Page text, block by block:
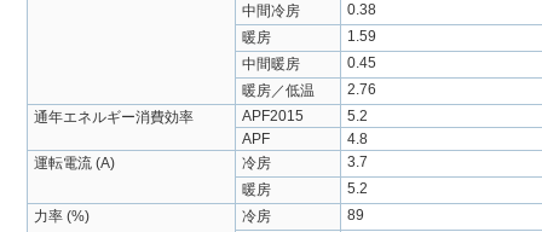
中間冷房
0.38
暖房
1.59
中間暖房
0.45
暖房／低温
2.76
通年エネルギー消費効率
APF2015
5.2
APF
4.8
運転電流 (A)
冷房
3.7
暖房
5.2
力率 (%)
冷房
89